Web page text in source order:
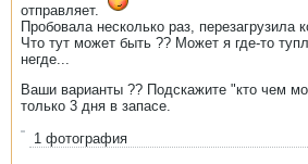
отправляет.
Пробовала несколько раз, перезагрузила
Что тут может быть ?? Может я где-то
негде...
Ваши варианты ?? Подскажите "кто чем
только 3 дня в запасе.
1 фотография